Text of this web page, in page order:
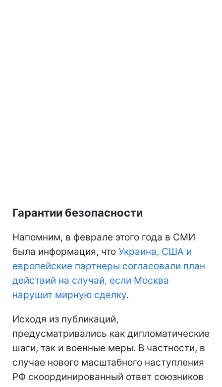
Гарантии безопасности
Напомним, в феврале этого года в СМИ
была информация, что Украина, США и
европейские партнеры согласовали план
действий на случай, если Москва
нарушит мирную сделку.
Исходя из публикаций,
предусматривались как дипломатические
шаги, так и военные меры. В частности, в
случае нового масштабного наступления
РФ скоординированный ответ союзников